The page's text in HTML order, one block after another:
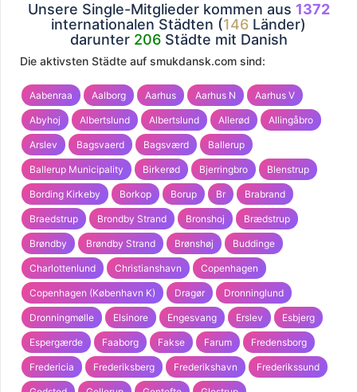
Unsere Single-Mitglieder kommen aus 1372
internationalen Städten (146 Länder)
darunter 206Städte mit Danish
Die aktivsten Städte auf smukdansk.com sind:
Aabenraa Aalborg Aarhus Aarhus N Aarhus V
Abyhoj Albertslund Albertslund Allerød Allingåbro
Arslev Bagsvaerd Bagsværd Ballerup
Ballerup Municipality Birkerød Bjerringbro Blenstrup
Bording Kirkeby Borkop Borup Br Brabrand
Braedstrup Brondby Strand Bronshoj Brædstrup
Brøndby Brøndby Strand Brønshøj Buddinge
Charlottenlund Christianshavn Copenhagen
Copenhagen (København K) Dragør Dronninglund
Dronningmølle Elsinore Engesvang Erslev Esbjerg
Espergærde Faaborg Fakse Farum Fredensborg
Fredericia Frederiksberg Frederikshavn Frederikssund